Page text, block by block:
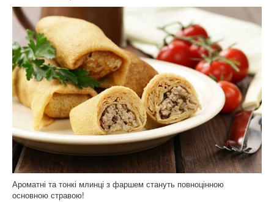
Ароматні та тонкі млинці з фаршем стануть повноцінною
основною стравою!